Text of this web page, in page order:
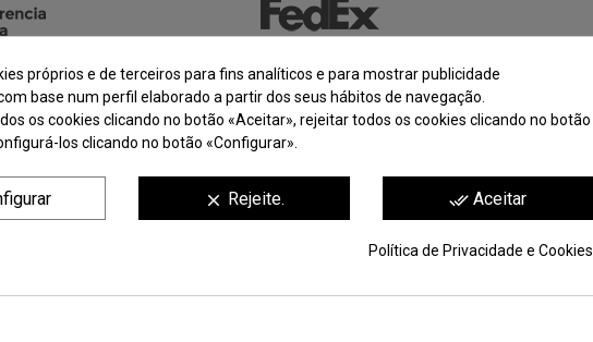
próprios e de terceiros para fins analíticos e para mostrar publicidade
base num perfil elaborado a partir dos seus hábitos de navegação.
os cookies clicando no botão «Aceitar», rejeitar todos os cookies clicando no botão
los clicando no botão «Configurar».
clear Rejeite. done_all Aceitar
Política de Privacidade e Cookies